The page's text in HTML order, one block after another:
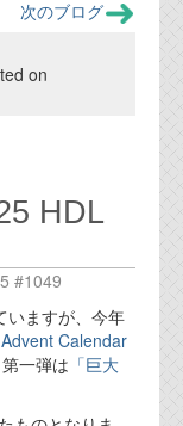
次のブログ
on
HDL
#1049
いますが、今年
Calendar
一弾は 「巨大